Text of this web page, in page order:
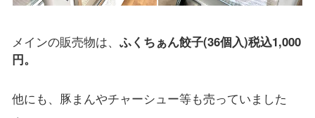
メインの販売物は、 ふくちぁん餃子(36個入)税込1,000
円。
他にも、豚まんやチャーシュー等も売っていました